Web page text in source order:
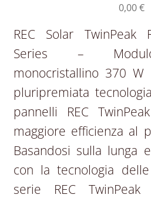
0,00€
REC Solar TwinPeak
Series –
monocristallino 370 W
pluripremiata
pannelli REC
maggiore efficienza al
Basandosi sulla lunga
con la tecnologia
serie REC